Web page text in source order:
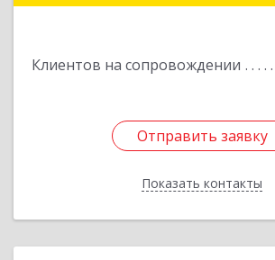
Клиентов на сопровождении
Отправить заявку
Показать контакты
Отправить заявку
Назад